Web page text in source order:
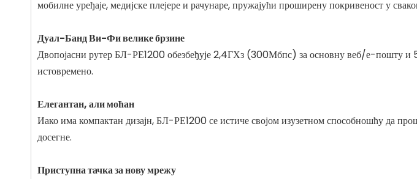
мобилне уређаје, медијске плејере и рачунаре, пружајући проширену покривеност у
Дуал-Банд Ви-Фи велике брзине
Двопојасни рутер БЛ-РЕ1200 обезбеђује 2,4ГХз (300Мбпс) за основну веб/е-пошту
истовремено.
Елегантан, али моћан
Иако има компактан дизајн, БЛ-РЕ1200 се истиче својом изузетном способношћу да
досегне.
Приступна тачка за нову мрежу